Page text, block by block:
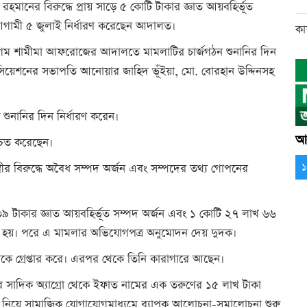
বিরুদ্ধে প্রায় সাড়ে ৫ কোটি টাকার জ্ঞাত আয়বহির্ভূত
৫ জুলাই নির্ধারণ করেছেন আদালত।
শামীমা আফরোজের আদালতে মামলাটির চার্জগঠন শুনানির দিন
সভাপতি আনোয়ার জাহিদ ভূঁইয়া, মো. বোরহান উদ্দিনসহ
দিন নির্ধারণ করেন।
করেছেন।
বিরুদ্ধে অবৈধ সম্পদ অর্জন এবং সম্পদের তথ্য গোপনের
টাকার জ্ঞাত আয়বহির্ভূত সম্পদ অর্জন এবং ১ কোটি ২৭ লাখ ৬৬
পরে এ মামলার অভিযোগপত্র অনুমোদন দেয় দুদক।
করে। এরপর থেকে তিনি কারাগারে আছেন।
অ্যাগ্রো থেকে ইফাত নামের এক তরুণের ১৫ লাখ টাকা